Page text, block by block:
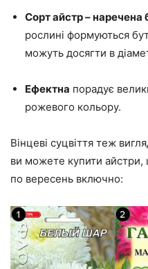
Сорт айстр – наречена
рослині формуються
можуть досягти в
Ефектна порадує
рожевого кольору.
Вінцеві суцвіття теж
ви можете купити
по вересень включно: